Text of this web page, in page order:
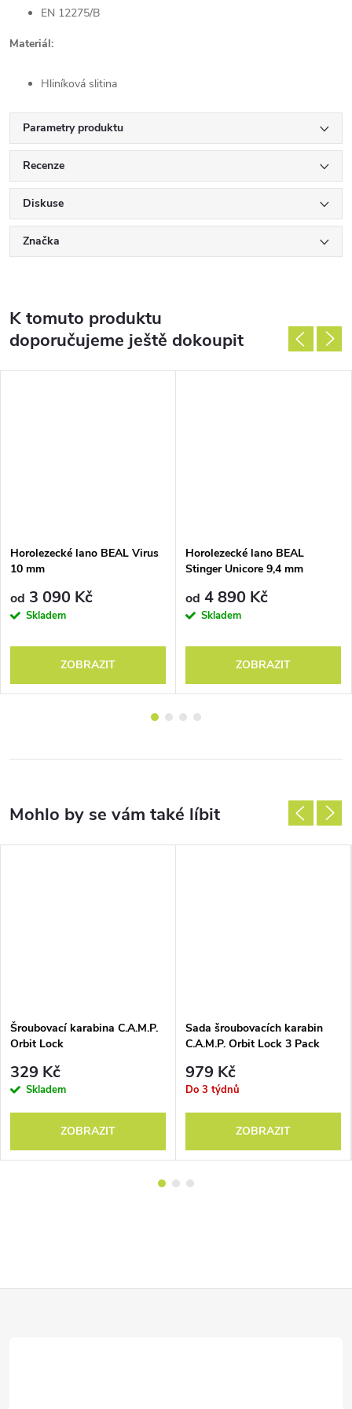
EN 12275/B
Materiál:
Hliníková slitina
Parametry produktu
Recenze
Diskuse
Značka
K tomuto produktu
doporučujeme ještě dokoupit
Horolezecké lano BEAL Virus
10 mm
od 3 090 Kč
Skladem
ZOBRAZIT
Horolezecké lano BEAL
Stinger Unicore 9,4 mm
od 4 890 Kč
Skladem
ZOBRAZIT
Šroubovací karabina C.A.M.P.
Orbit Lock
329 Kč
Skladem
ZOBRAZIT
Sada šroubovacích karabin
C.A.M.P. Orbit Lock 3 Pack
979 Kč
Do 3 týdnů
ZOBRAZIT